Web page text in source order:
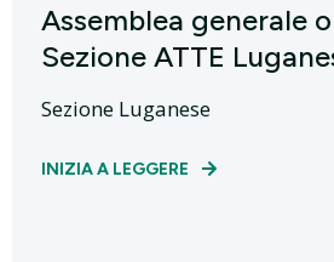
Assemblea generale
Sezione ATTE
Sezione Luganese
INIZIA A LEGGERE